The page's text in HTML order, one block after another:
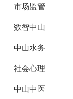
市场监管
数智中山
中山水务
社会心理
中山中医